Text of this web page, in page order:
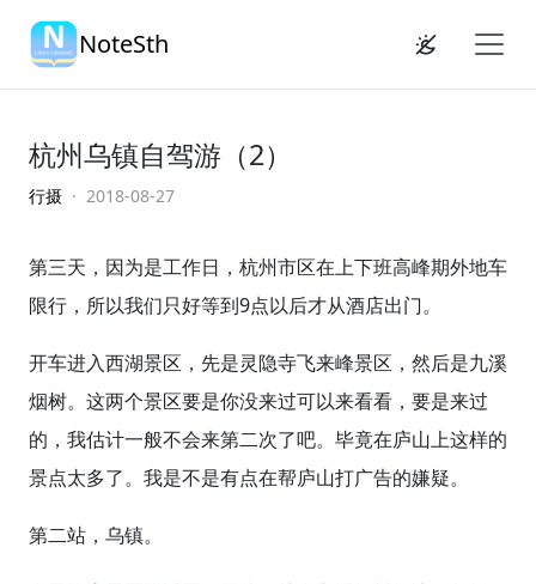
NoteSth
杭州乌镇自驾游（2）
行摄 · 2018-08-27
第三天，因为是工作日，杭州市区在上下班高峰期外地车
限行，所以我们只好等到9点以后才从酒店出门。
开车进入西湖景区，先是灵隐寺飞来峰景区，然后是九溪
烟树。这两个景区要是你没来过可以来看看，要是来过
的，我估计一般不会来第二次了吧。毕竟在庐山上这样的
景点太多了。我是不是有点在帮庐山打广告的嫌疑。
第二站，乌镇。